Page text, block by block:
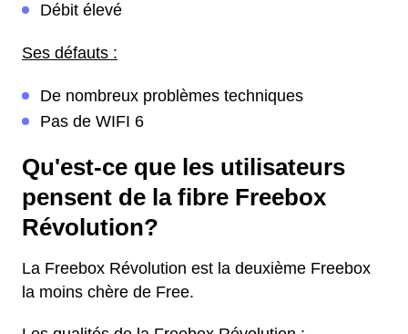
Débit élevé
Ses défauts :
De nombreux problèmes techniques
Pas de WIFI 6
Qu'est-ce que les utilisateurs
pensent de la fibre Freebox
Révolution?
La Freebox Révolution est la deuxième Freebox
la moins chère de Free.